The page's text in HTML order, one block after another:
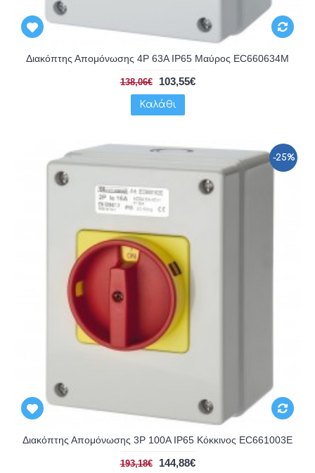
Διακόπτης Απομόνωσης 4P 63A IP65 Μαύρος EC660634M
138,06€ 103,55€
Καλάθι
-25%
Διακόπτης Απομόνωσης 3P 100A IP65 Κόκκινος EC661003E
193,18€ 144,88€